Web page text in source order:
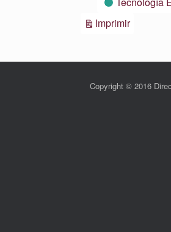
ImprimirVistas
Copyright © 2016